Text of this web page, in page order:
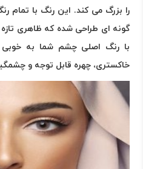
را بزرگ می کند. این رنگ با تمام
گونه ای طراحی شده که ظاهری
با رنگ اصلی چشم شما به
خاکستری، چهره قابل توجه و